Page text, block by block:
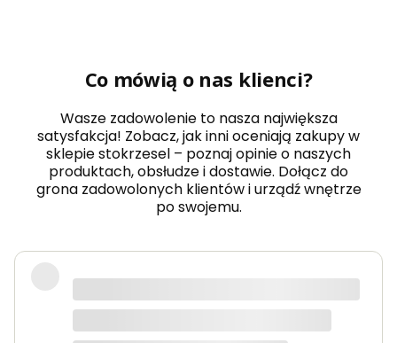
Co mówią o nas klienci?
Wasze zadowolenie to nasza największa
satysfakcja! Zobacz, jak inni oceniają zakupy w
sklepie stokrzesel – poznaj opinie o naszych
produktach, obsłudze i dostawie. Dołącz do
grona zadowolonych klientów i urządź wnętrze
po swojemu.
Fotel piękny, wygodny, polecam.
Dorota